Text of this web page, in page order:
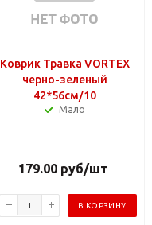
Коврик Травка VORTEX
черно-зеленый
42*56см/10
Мало
179.00руб/шт
В КОРЗИНУ